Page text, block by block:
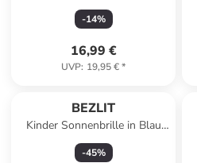
-14%
16,99 €
UVP: 19,95 €*
BEZLIT
Kinder Sonnenbrille in Blau
Hellblau
-45%